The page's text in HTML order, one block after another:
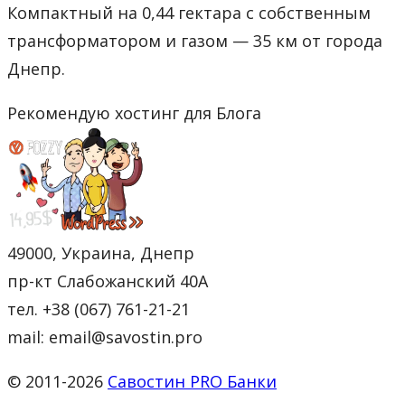
Компактный на 0,44 гектара с собственным
трансформатором и газом — 35 км от города
Днепр.
Рекомендую хостинг для Блога
49000, Украина, Днепр
пр-кт Слабожанский 40А
тел. +38 (067) 761-21-21
mail: email@savostin.pro
© 2011-2026 Савостин PRO Банки